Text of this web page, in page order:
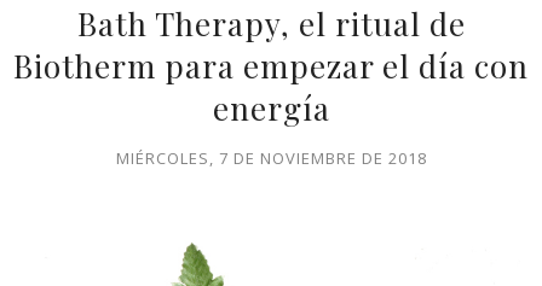
Bath Therapy, el ritual de
Biotherm para empezar el día con
energía
MIÉRCOLES, 7 DE NOVIEMBRE DE 2018